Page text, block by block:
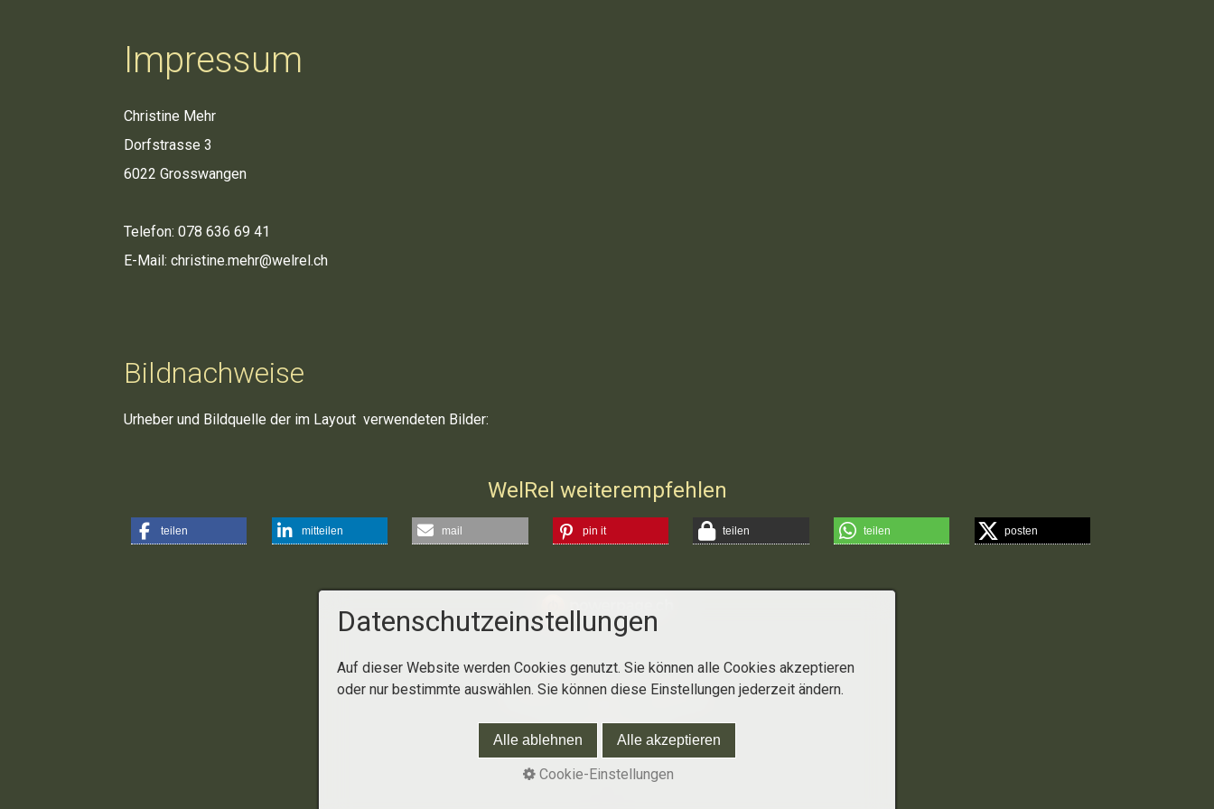
Impressum
Christine Mehr
Dorfstrasse 3
6022 Grosswangen
Telefon: 078 636 69 41
E-Mail: christine.mehr@welrel.ch
Bildnachweise
Urheber und Bildquelle der im Layout verwendeten Bilder:
WelRel weiterempfehlen
teilen mitteilen mail pin it teilen teilen posten
Startseite Kontakt Impressum
© 2026 WelRel.ch
Datenschutzeinstellungen
Auf dieser Website werden Cookies genutzt. Sie können alle Cookies akzeptieren
oder nur bestimmte auswählen. Sie können diese Einstellungen jederzeit ändern.
Alle ablehnen Alle akzeptieren
Cookie-Einstellungen